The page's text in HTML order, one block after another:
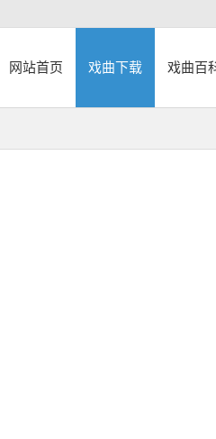
网站首页 戏曲下载 戏曲百